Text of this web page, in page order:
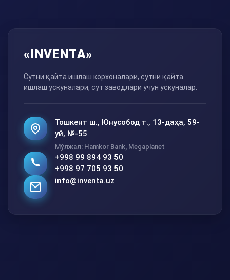
«INVENTA»
Сутни қайта ишлаш корхоналари, сутни қайта
ишлаш ускуналари, сут заводлари учун ускуналар.
Тошкент ш., Юнусобод т., 13-даҳа, 59-
уй, №-55
Мўлжал: Hamkor Bank, Megaplanet
+998 99 894 93 50
+998 97 705 93 50
info@inventa.uz